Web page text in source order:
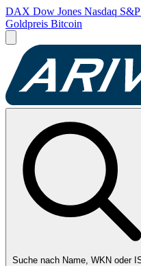
DAX Dow Jones Nasdaq
Goldpreis Bitcoin
Suche nach Name, WKN oder